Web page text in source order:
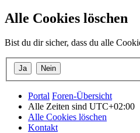
Alle Cookies löschen
Bist du dir sicher, dass du alle
Portal Foren-Übersicht
Alle Zeiten sind UTC+02:00
Alle Cookies löschen
Kontakt